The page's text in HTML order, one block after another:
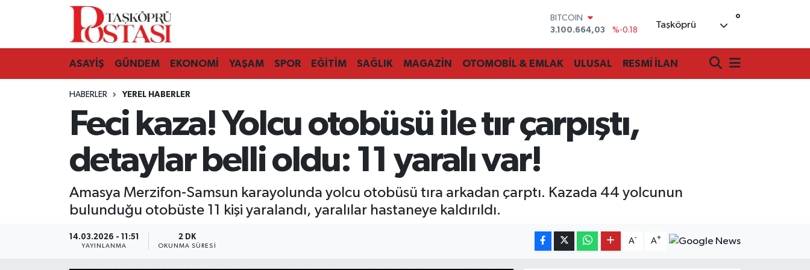
DOLAR
47,7436
%0.18
STERLİN
64,4811
%0.38
13.779
%-14
Taşköprü °
ASAYİŞ GÜNDEM EKONOMİ YAŞAM SPOR EĞİTİM SAĞLIK MAGAZİN OTOMOBİL & EMLAK ULUSAL RESMİ İLAN
HABERLER YEREL HABERLER
Feci kaza! Yolcu otobüsü ile tır çarpıştı,
detaylar belli oldu: 11 yaralı var!
Amasya Merzifon-Samsun karayolunda yolcu otobüsü tıra arkadan çarptı. Kazada 44 yolcunun
bulunduğu otobüste 11 kişi yaralandı, yaralılar hastaneye kaldırıldı.
14.03.2026 - 11:51
YAYINLANMA
2 DK
OKUNMA SÜRESI
A- A+
Kastamonu Vefat Edenler
Araç Haberleri
Azdavay Haberleri
Bozkurt Haberleri